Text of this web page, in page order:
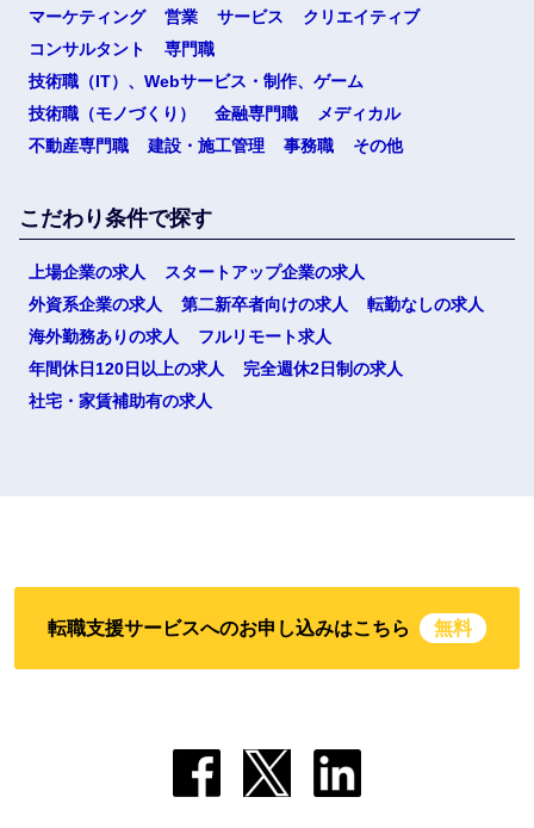
マーケティング
営業 サービス
クリエイティブ
コンサルタント
専門職
技術職（IT）、Webサービス・制作、ゲーム
技術職（モノづくり）
金融専門職
メディカル
不動産専門職
建設・施工管理 事務職 その他
こだわり条件で探す
上場企業の求人
スタートアップ企業の求人
外資系企業の求人
第二新卒者向けの求人
転勤なしの求人
海外勤務ありの求人
フルリモート求人
年間休日120日以上の求人
完全週休2日制の求人
社宅・家賃補助有の求人
転職支援サービスへのお申し込みはこちら 無料